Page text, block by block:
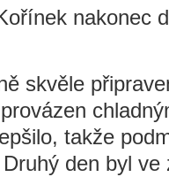
nakonec
skvěle
takže
den byl ve